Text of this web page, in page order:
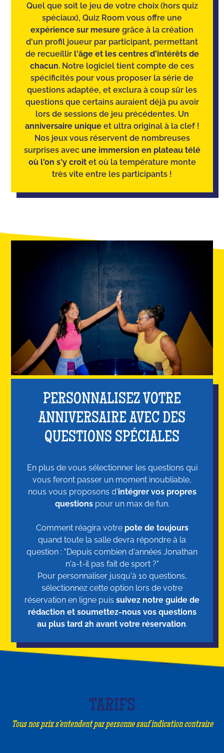
Quel que soit le jeu de votre choix (hors quiz
spéciaux), Quiz Room vous offre une
expérience sur mesure grâce à la création
d'un profil joueur par participant, permettant
de recueillir l'âge et les centres d'intérêts de
chacun. Notre logiciel tient compte de ces
spécificités pour vous proposer la série de
questions adaptée, et exclura à coup sûr les
questions que certains auraient déjà pu avoir
lors de sessions de jeu précédentes. Un
anniversaire uniqueet ultra original à la clef !
Nos jeux vous réservent de nombreuses
surprises avec une immersion en plateau télé
où l'on s'y croitet où la température monte
très vite entre les participants !
PERSONNALISEZ VOTRE
ANNIVERSAIRE AVEC DES
QUESTIONS SPÉCIALES
En plus de vous sélectionner les questions qui
vous feront passer un moment inoubliable,
nous vous proposons d'intégrer vos propres
questions pour un max de fun.
Comment réagira votre pote de toujours
quand toute la salle devra répondre à la
question : "Depuis combien d'années Jonathan
n'a-t-il pas fait de sport ?"
Pour personnaliser jusqu'à 10 questions,
sélectionnez cette option lors de votre
réservation en ligne puis suivez notre guide de
rédaction et soumettez-nous vos questions
au plus tard 2h avant votre réservation.
TARIFS
Tous nos prix s’entendent par personne sauf indication contraire